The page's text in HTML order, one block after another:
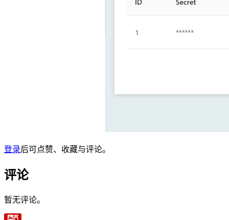
登录后可点赞、收藏与评论。
评论
暂无评论。